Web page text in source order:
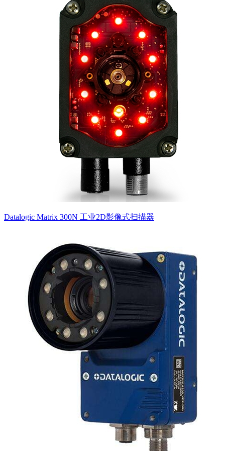
Datalogic Matrix 300N 工业2D影像式扫描器